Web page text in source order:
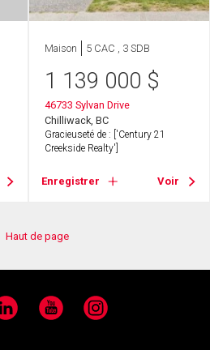
Maison 5 CAC , 3 SDB
1 139 000 $
46733 Sylvan Drive
Chilliwack, BC
Gracieuseté de : ['Century 21
Creekside Realty']
Enregistrer Voir
Haut de page
YouTube Instagram